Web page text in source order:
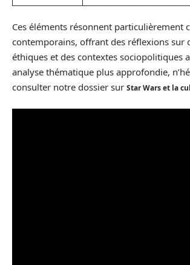
Ces éléments résonnent particulièrement
contemporains, offrant des réflexions sur
éthiques et des contextes sociopolitiques
analyse thématique plus approfondie,
consulter notre dossier sur Star Wars et la